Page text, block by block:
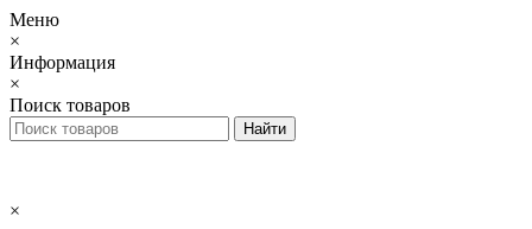
Меню
×
Информация
×
Поиск товаров
×